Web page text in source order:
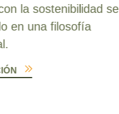
la sostenibilidad se
en una filosofía